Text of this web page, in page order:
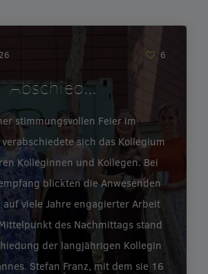
6
Abschied…
stimmungsvollen Feier im
sich das Kollegium
Kolleginnen und Kollegen. Bei
blickten die Anwesenden
auf viele Jahre engagierter Arbeit
des Nachmittags stand
der langjährigen Kollegin
Stefan Franz, mit dem sie 16